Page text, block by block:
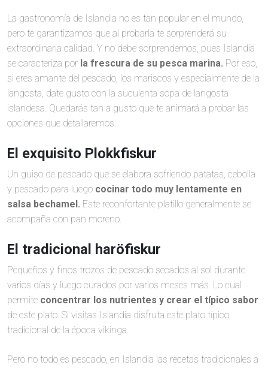
La gastronomía de Islandia no es tan popular en el mundo,
pero te garantizamos que al probarla te sorprenderá su
extraordinaria calidad. Y no debe sorprendernos, pues Islandia
se caracteriza por la frescura de su pesca marina. Por eso,
si eres amante del pescado, los mariscos y especialmente de la
langosta, date gusto con la suculenta sopa de langosta
islandesa. Quedarás tan a gusto que te animará a probar las
opciones que detallaremos.
El exquisito Plokkfiskur
Un guiso de pescado que se elabora sofriendo patatas, cebolla
y pescado para luego cocinar todo muy lentamente en
salsa bechamel. Este reconfortante platillo generalmente se
acompaña con pan moreno.
El tradicional haröfiskur
Pequeños y finos trozos de pescado secados al sol durante
varios días y luego curados por varios meses más. Lo cual
permite concentrar los nutrientes y crear el típico sabor
de este plato. Si visitas Islandia disfruta este plato típico
tradicional de la época vikinga.
Pero no todo es pescado, en Islandia las recetas tradicionales a